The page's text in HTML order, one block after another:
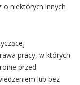
niektórych innych
pracy, w których
przed
lub bez